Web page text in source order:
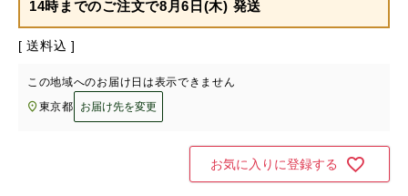
14時までのご注文で8月6日(木) 発送
送料込
この地域へのお届け日は表示できません
東京都
お届け先を変更
お気に入りに登録する